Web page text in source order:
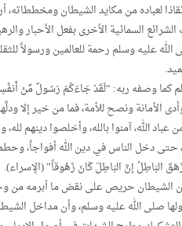
لعباده من مكايد الشيطان
السمائية الأخرى بفعل الأحبار
الله عليه وسلم رحمة للعالمين ورسولاً
كما وصفه ربه: “لَقَدْ جَاءَكُمْ رَسُولٌ مِّنْ
الأمانة ونصح للأمة، فما من خير إلا
الله، آمنوا بالله، وأخلصوا دينهم
حتى دخل الناس في دين الله أفواجاً،
البَاطِلُ إنَّ البَاطِلَ كَانَ زَهُوقاً” (الإسراء).
أن الشيطان حريص على نقض ما أبرمه من
صلى الله عليه وسلم، وأن مداخل